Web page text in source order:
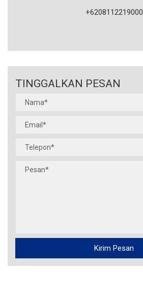
+6208112219000
TINGGALKAN PESAN
Kirim Pesan